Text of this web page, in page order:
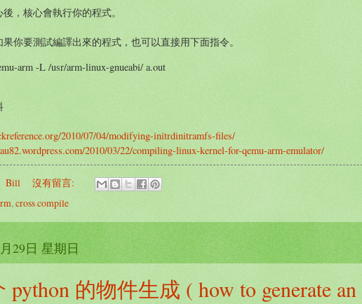
，核心會執行你的程式。
你要測試編譯出來的程式，也可以直接用下面指令。
arm -L /usr/arm-linux-gnueabi/ a.out
2010/07/04/modifying-initrdinitramfs-files/
2010/03/22/compiling-linux-kernel-for-qemu-arm-emulator/
Bill
沒有留言:
,cross compile
29日 星期日
python 的物件生成 ( how to generate an